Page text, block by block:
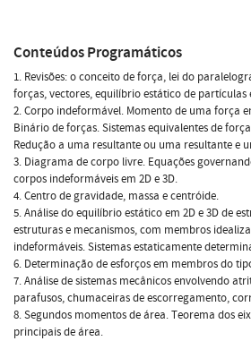
Conteúdos Programáticos
1. Revisões: o conceito de força, lei do
forças, vectores, equilíbrio estático de partículas
2. Corpo indeformável. Momento de uma força
Binário de forças. Sistemas equivalentes de
Redução a uma resultante ou uma resultante e
3. Diagrama de corpo livre. Equações
corpos indeformáveis em 2D e 3D.
4. Centro de gravidade, massa e centróide.
5. Análise do equilíbrio estático em 2D e 3D de
estruturas e mecanismos, com membros
indeformáveis. Sistemas estaticamente
6. Determinação de esforços em membros do
7. Análise de sistemas mecânicos envolvendo
parafusos, chumaceiras de escorregamento,
8. Segundos momentos de área. Teorema dos
principais de área.